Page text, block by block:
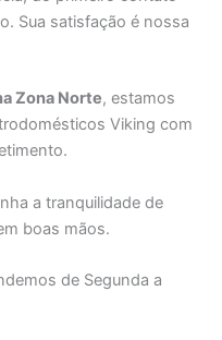
Sua satisfação é nossa
Zona Norte, estamos
Viking com
a tranquilidade de
boas mãos.
de Segunda a